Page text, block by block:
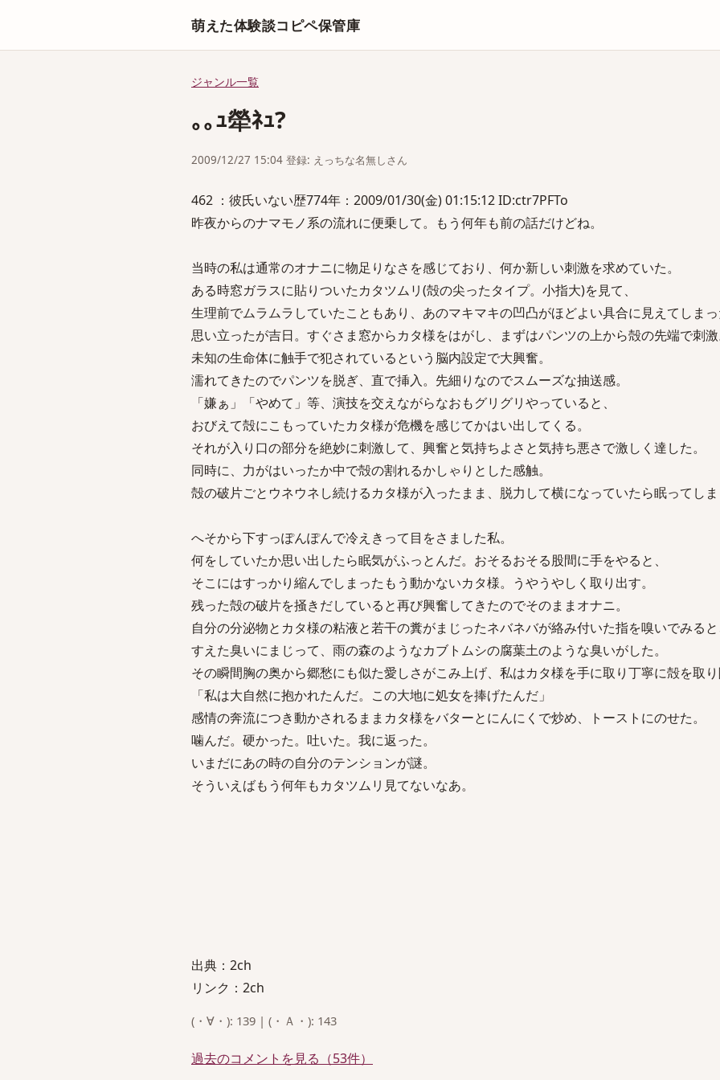
萌えた体験談コピペ保管庫
ジャンル一覧
｡｡ｭ犖ﾈｭ?
2009/12/27 15:04 登録: えっちな名無しさん
462 ：彼氏いない歴774年：2009/01/30(金) 01:15:12 ID:ctr7PFTo
昨夜からのナマモノ系の流れに便乗して。もう何年も前の話だけどね。
当時の私は通常のオナニに物足りなさを感じており、何か新しい刺激を求めていた。
ある時窓ガラスに貼りついたカタツムリ(殻の尖ったタイプ。小指大)を見て、
生理前でムラムラしていたこともあり、あのマキマキの凹凸がほどよい具合に見えてしまっ
思い立ったが吉日。すぐさま窓からカタ様をはがし、まずはパンツの上から殻の先端で刺激
未知の生命体に触手で犯されているという脳内設定で大興奮。
濡れてきたのでパンツを脱ぎ、直で挿入。先細りなのでスムーズな抽送感。
「嫌ぁ」「やめて」等、演技を交えながらなおもグリグリやっていると、
おびえて殻にこもっていたカタ様が危機を感じてかはい出してくる。
それが入り口の部分を絶妙に刺激して、興奮と気持ちよさと気持ち悪さで激しく達した。
同時に、力がはいったか中で殻の割れるかしゃりとした感触。
殻の破片ごとウネウネし続けるカタ様が入ったまま、脱力して横になっていたら眠ってしま
へそから下すっぽんぽんで冷えきって目をさました私。
何をしていたか思い出したら眠気がふっとんだ。おそるおそる股間に手をやると、
そこにはすっかり縮んでしまったもう動かないカタ様。うやうやしく取り出す。
残った殻の破片を掻きだしていると再び興奮してきたのでそのままオナニ。
自分の分泌物とカタ様の粘液と若干の糞がまじったネバネバが絡み付いた指を嗅いでみると
すえた臭いにまじって、雨の森のようなカブトムシの腐葉土のような臭いがした。
その瞬間胸の奥から郷愁にも似た愛しさがこみ上げ、私はカタ様を手に取り丁寧に殻を取り
「私は大自然に抱かれたんだ。この大地に処女を捧げたんだ」
感情の奔流につき動かされるままカタ様をバターとにんにくで炒め、トーストにのせた。
噛んだ。硬かった。吐いた。我に返った。
いまだにあの時の自分のテンションが謎。
そういえばもう何年もカタツムリ見てないなあ。
出典：2ch
リンク：2ch
(・∀・): 139 | (・Ａ・): 143
過去のコメントを見る（53件）